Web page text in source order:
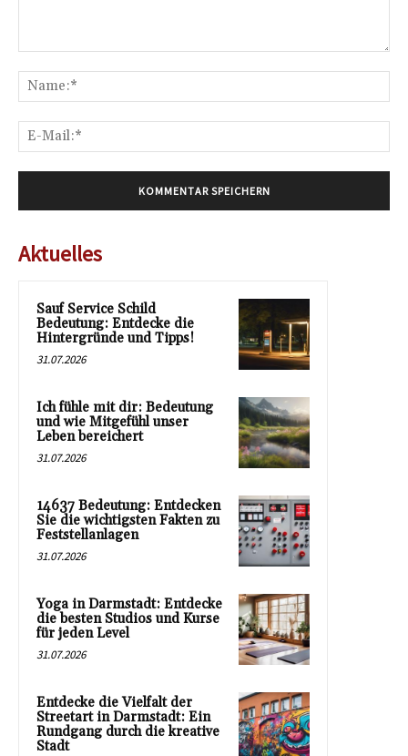
Aktuelles
Sauf Service Schild
Bedeutung: Entdecke die
Hintergründe und Tipps!
31.07.2026
Ich fühle mit dir: Bedeutung
und wie Mitgefühl unser
Leben bereichert
31.07.2026
14637 Bedeutung: Entdecken
Sie die wichtigsten Fakten zu
Feststellanlagen
31.07.2026
Yoga in Darmstadt: Entdecke
die besten Studios und Kurse
für jeden Level
31.07.2026
Entdecke die Vielfalt der
Streetart in Darmstadt: Ein
Rundgang durch die kreative
Stadt